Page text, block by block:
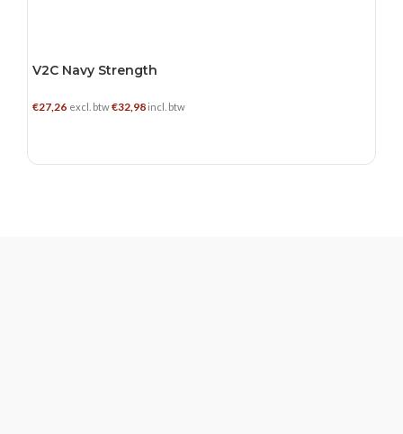
V2C Navy Strength
€27,26 excl. btw€32,98 incl. btw